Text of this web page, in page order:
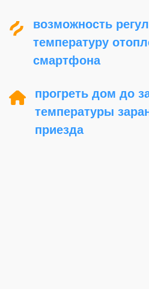
возможность
температуру
смартфона
прогреть дом до
температуры
приезда